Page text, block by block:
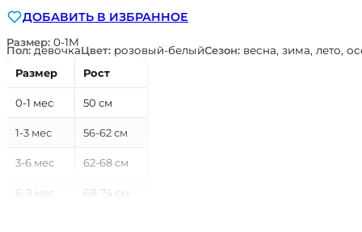
BUNNY
набор
из
10
предмет
для
новорожденной
девочки
ДОБАВИТЬ В ИЗБРАННОЕ
Размер: 0-1М
Пол:девочкаЦвет: розовый-белыйСезон: весна, зима, лето,
Размер
Рост
0-1 мес 50 см
1-3 мес 56-62 см
3-6 мес 62-68 см
6-9 мес 68-74 см